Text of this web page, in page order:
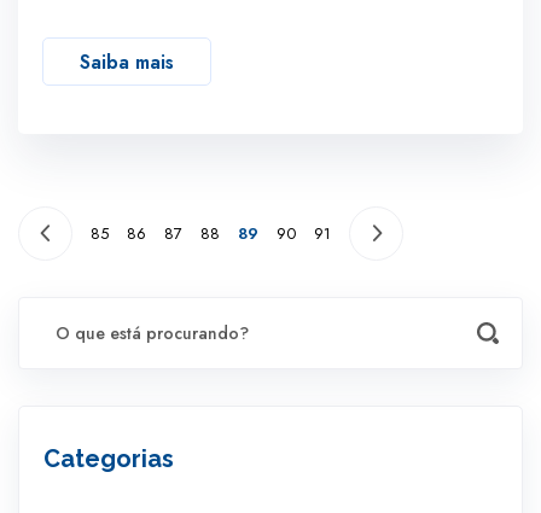
Saiba mais
85 86 87 88 89 90 91
Categorias